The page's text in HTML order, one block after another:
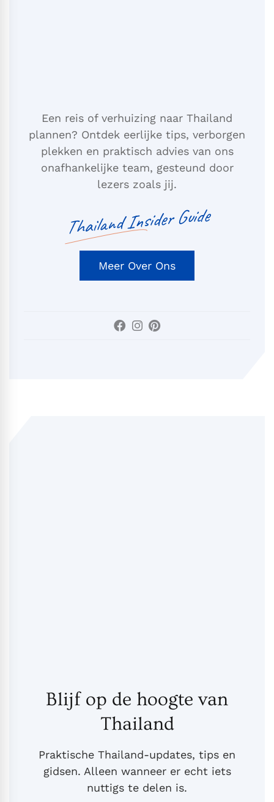
Een reis of verhuizing naar Thailand
plannen? Ontdek eerlijke tips, verborgen
plekken en praktisch advies van ons
onafhankelijke team, gesteund door
lezers zoals jij.
Thailand Insider Guide
Meer Over Ons
Blijf op de hoogte van
Thailand
Praktische Thailand-updates, tips en
gidsen. Alleen wanneer er echt iets
nuttigs te delen is.